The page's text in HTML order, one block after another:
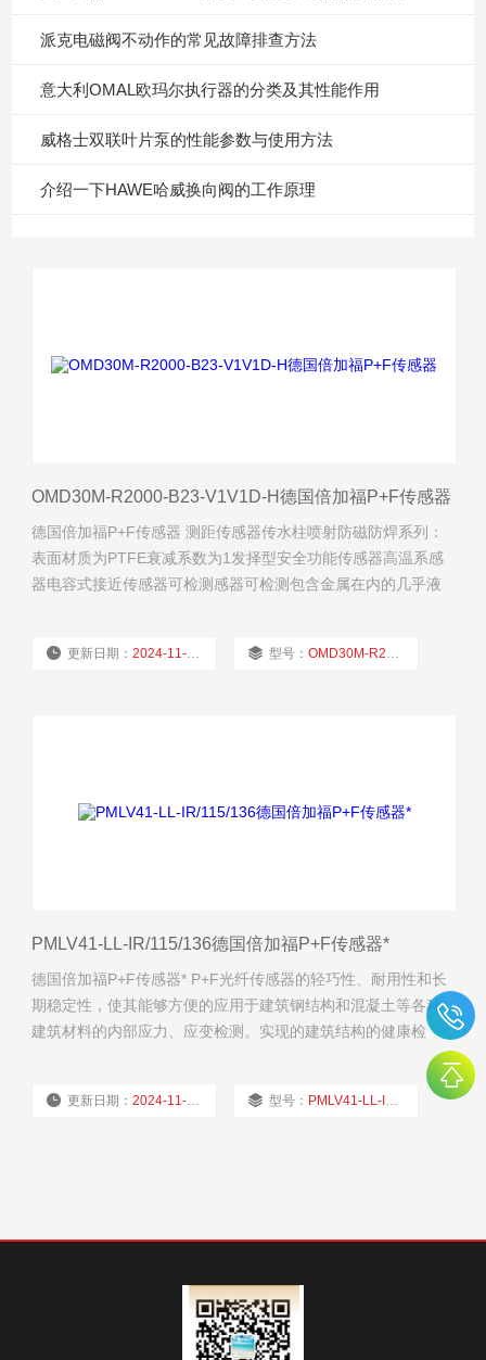
派克电磁阀不动作的常见故障排查方法
意大利OMAL欧玛尔执行器的分类及其性能作用
威格士双联叶片泵的性能参数与使用方法
介绍一下HAWE哈威换向阀的工作原理
OMD30M-R2000-B23-V1V1D-H德国倍加福P+F传感器
德国倍加福P+F传感器 测距传感器传水柱喷射防磁防焊系列：
表面材质为PTFE衰减系数为1发择型安全功能传感器高温系感
器电容式接近传感器可检测感器可检测包含金属在内的几乎液
更新日期：2024-11-22 型号：OMD30M-R2000-B23-V1V1D-H
PMLV41-LL-IR/115/136德国倍加福P+F传感器*
德国倍加福P+F传感器* P+F光纤传感器的轻巧性、耐用性和长
期稳定性，使其能够方便的应用于建筑钢结构和混凝土等各种
建筑材料的内部应力、应变检测。实现的建筑结构的健康检
更新日期：2024-11-19 型号： PMLV41-LL-IR/115/136